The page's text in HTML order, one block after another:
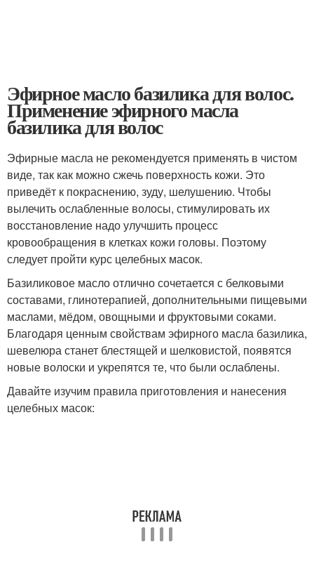
Эфирное масло базилика для волос.
Применение эфирного масла
базилика для волос
Эфирные масла не рекомендуется применять в чистом
виде, так как можно сжечь поверхность кожи. Это
приведёт к покраснению, зуду, шелушению. Чтобы
вылечить ослабленные волосы, стимулировать их
восстановление надо улучшить процесс
кровообращения в клетках кожи головы. Поэтому
следует пройти курс целебных масок.
Базиликовое масло отлично сочетается с белковыми
составами, глинотерапией, дополнительными пищевыми
маслами, мёдом, овощными и фруктовыми соками.
Благодаря ценным свойствам эфирного масла базилика,
шевелюра станет блестящей и шелковистой, появятся
новые волоски и укрепятся те, что были ослаблены.
Давайте изучим правила приготовления и нанесения
целебных масок: